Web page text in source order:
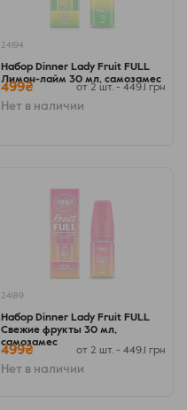
24194
Набор Dinner Lady Fruit FULL
Лимон-лайм 30 мл, самозамес
499₴ от 2 шт. - 449.1 грн
Нет в наличии
24189
Набор Dinner Lady Fruit FULL
Свежие фрукты 30 мл,
самозамес
499₴ от 2 шт. - 449.1 грн
Нет в наличии